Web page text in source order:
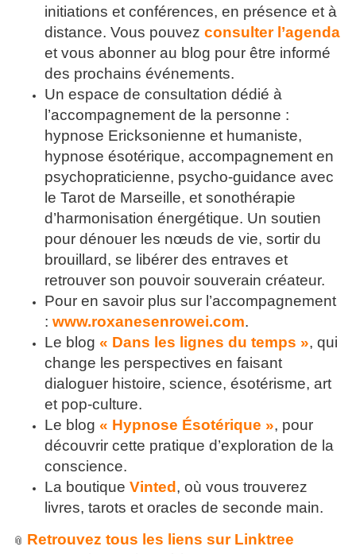
initiations et conférences, en présence et à
distance. Vous pouvez consulter l’agenda
et vous abonner au blog pour être informé
des prochains événements.
Un espace de consultation dédié à
l’accompagnement de la personne :
hypnose Ericksonienne et humaniste,
hypnose ésotérique, accompagnement en
psychopraticienne, psycho-guidance avec
le Tarot de Marseille, et sonothérapie
d’harmonisation énergétique. Un soutien
pour dénouer les nœuds de vie, sortir du
brouillard, se libérer des entraves et
retrouver son pouvoir souverain créateur.
Pour en savoir plus sur l’accompagnement
: www.roxanesenrowei.com.
Le blog « Dans les lignes du temps », qui
change les perspectives en faisant
dialoguer histoire, science, ésotérisme, art
et pop-culture.
Le blog « Hypnose Ésotérique », pour
découvrir cette pratique d’exploration de la
conscience.
La boutique Vinted , où vous trouverez
livres, tarots et oracles de seconde main.
📎 Retrouvez tous les liens sur Linktree